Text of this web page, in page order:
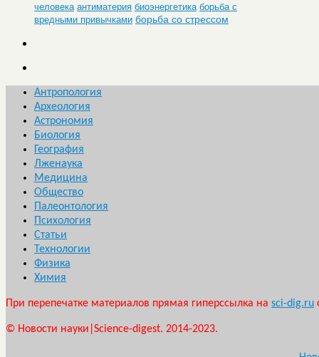
человека антиматерия биоэнергетика борьба с
вредными привычками борьба со стрессом
Антропология
Археология
Астрономия
Биология
География
Лженаука
Медицина
Общество
Палеонтология
Психология
Статьи
Технологии
Физика
Химия
При перепечатке материалов прямая гиперссылка на sci-dig.ru
© Новости науки|Science-digest. 2014-2023.